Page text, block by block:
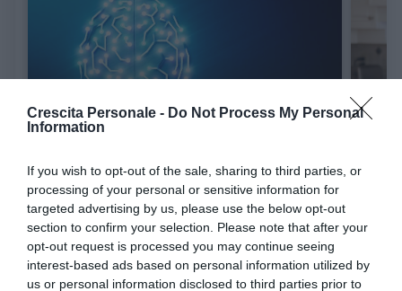
Crescita Personale - Do Not Process My Personal
Information
If you wish to opt-out of the sale, sharing to third parties, or
processing of your personal or sensitive information for
targeted advertising by us, please use the below opt-out
section to confirm your selection. Please note that after your
opt-out request is processed you may continue seeing
interest-based ads based on personal information utilized by
us or personal information disclosed to third parties prior to
CRESCITA PERSONALE PSICOLOGIA
diagnosi di ADHD sblocca il tuo...
Molti adulti con ADHD non diagnosticato vivono nell'idea errata di
essere "pigri" o "incon...